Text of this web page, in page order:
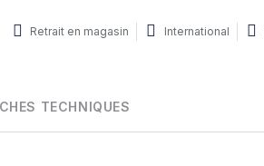
Retrait en magasin International
TECHNIQUES